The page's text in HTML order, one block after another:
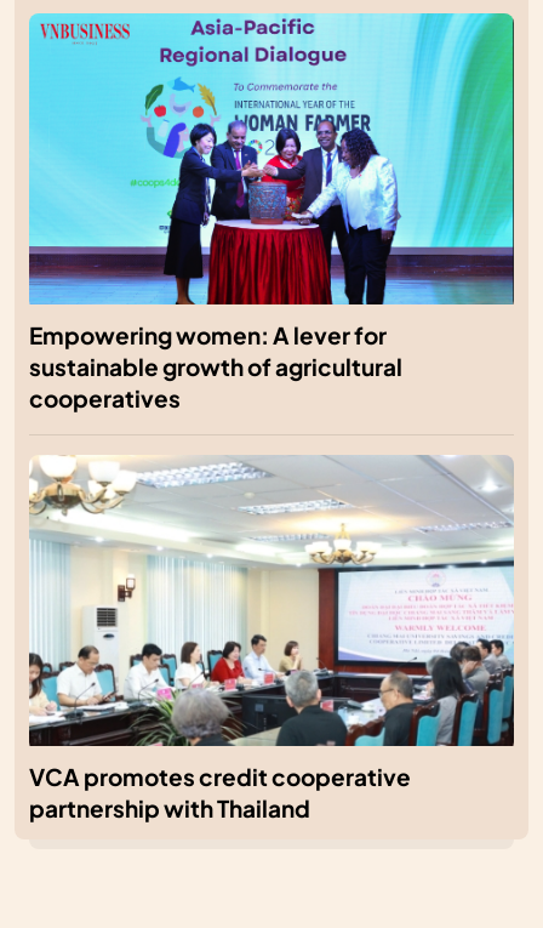
Empowering women: A lever for
sustainable growth of agricultural
cooperatives
VCA promotes credit cooperative
partnership with Thailand